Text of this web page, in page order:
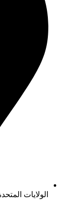
الولايات